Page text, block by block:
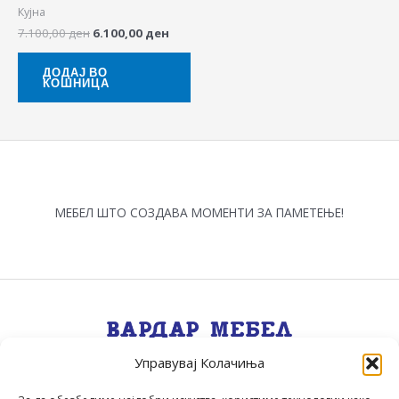
Управувај Колачиња
Кујна
7.100,00ден 6.100,00 ден
ДОДАЈ ВО
КОШНИЦА
МЕБЕЛ ШТО СОЗДАВА МОМЕНТИ ЗА ПАМЕТЕЊЕ!
Квалитет, Стил, Селекција, Сервис.